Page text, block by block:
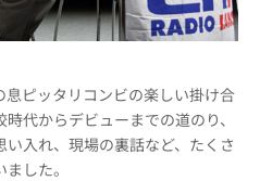
ピッタリコンビの楽しい掛け合
代からデビューまでの道のり、
入れ、現場の裏話など、たくさ
した。